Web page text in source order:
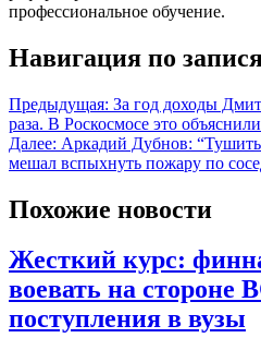
профессиональное обучение.
Навигация по
Предыдущая: За год доходы
раза. В Роскосмосе это
Далее: Аркадий Дубнов: “Тушить
мешал вспыхнуть пожару по
Похожие новости
Жесткий курс:
воевать на стороне
поступления в вузы